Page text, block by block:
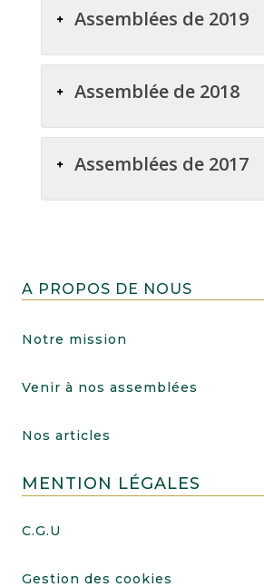
Assemblées de 2019
Assemblée de 2018
Assemblées de 2017
A PROPOS DE NOUS
Notre mission
Venir à nos assemblées
Nos articles
MENTION LÉGALES
C.G.U
Gestion des cookies